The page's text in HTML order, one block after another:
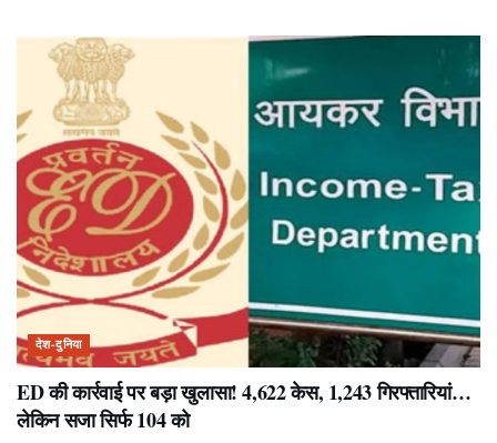
देश-दुनिया
ED की कार्रवाई पर बड़ा खुलासा! 4,622 केस, 1,243 गिरफ्तारियां…
लेकिन सजा सिर्फ 104 को